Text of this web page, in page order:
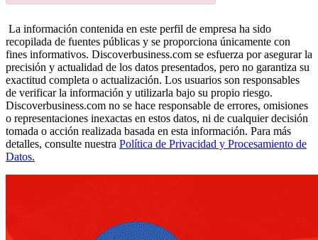
La información contenida en este perfil de empresa ha sido
recopilada de fuentes públicas y se proporciona únicamente con
fines informativos. Discoverbusiness.com se esfuerza por asegurar la
precisión y actualidad de los datos presentados, pero no garantiza su
exactitud completa o actualización. Los usuarios son responsables
de verificar la información y utilizarla bajo su propio riesgo.
Discoverbusiness.com no se hace responsable de errores, omisiones
o representaciones inexactas en estos datos, ni de cualquier decisión
tomada o acción realizada basada en esta información. Para más
detalles, consulte nuestra Política de Privacidad y Procesamiento de
Datos.